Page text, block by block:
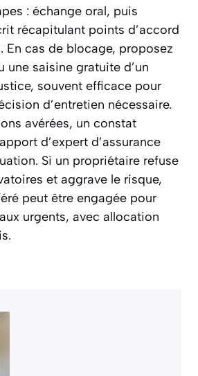
: échange oral, puis
récapitulant points d’accord
En cas de blocage, proposez
une saisine gratuite d’un
souvent efficace pour
d’entretien nécessaire.
avérées, un constat
d’expert d’assurance
Si un propriétaire refuse
et aggrave le risque,
peut être engagée pour
urgents, avec allocation